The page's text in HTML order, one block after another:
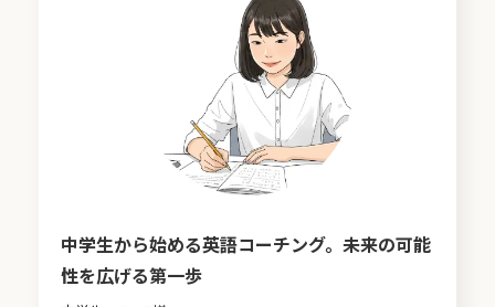
中学生から始める英語コーチング。未来の可能
性を広げる第一歩